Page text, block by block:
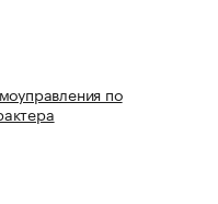
по